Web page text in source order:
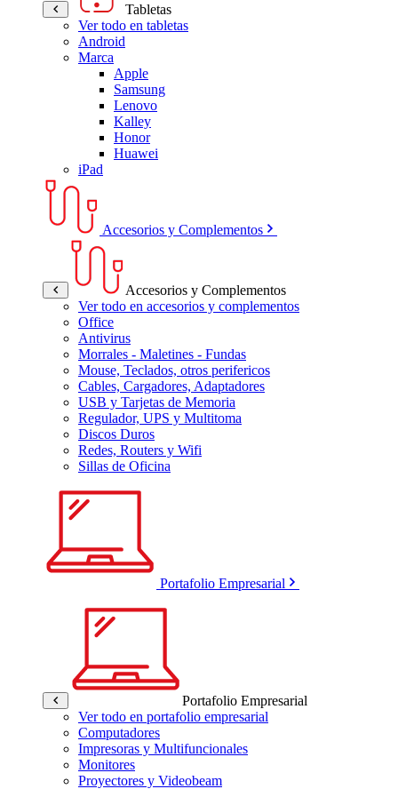
Tabletas
Ver todo en tabletas
Android
Marca
Apple
Samsung
Lenovo
Kalley
Honor
Huawei
iPad
Accesorios y Complementos
Accesorios y Complementos
Ver todo en accesorios y complementos
Office
Antivirus
Morrales - Maletines - Fundas
Mouse, Teclados, otros perifericos
Cables, Cargadores, Adaptadores
USB y Tarjetas de Memoria
Regulador, UPS y Multitoma
Discos Duros
Redes, Routers y Wifi
Sillas de Oficina
Portafolio Empresarial
Portafolio Empresarial
Ver todo en portafolio empresarial
Computadores
Impresoras y Multifuncionales
Monitores
Proyectores y Videobeam